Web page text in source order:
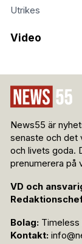
Utrikes
Video
News55 är
senaste och det
och livets goda.
prenumerera på
VD och
Bolag: Timeless
Kontakt: